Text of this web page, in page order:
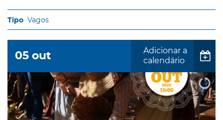
Vagos
05 out
Adicionar a
calendário